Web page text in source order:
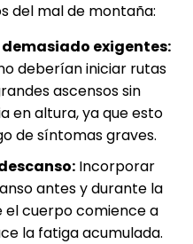
del mal de montaña:
exigentes:
deberían iniciar rutas
ascensos sin
en altura, ya que esto
de síntomas graves.
Incorporar
antes y durante la
cuerpo comience a
la fatiga acumulada.